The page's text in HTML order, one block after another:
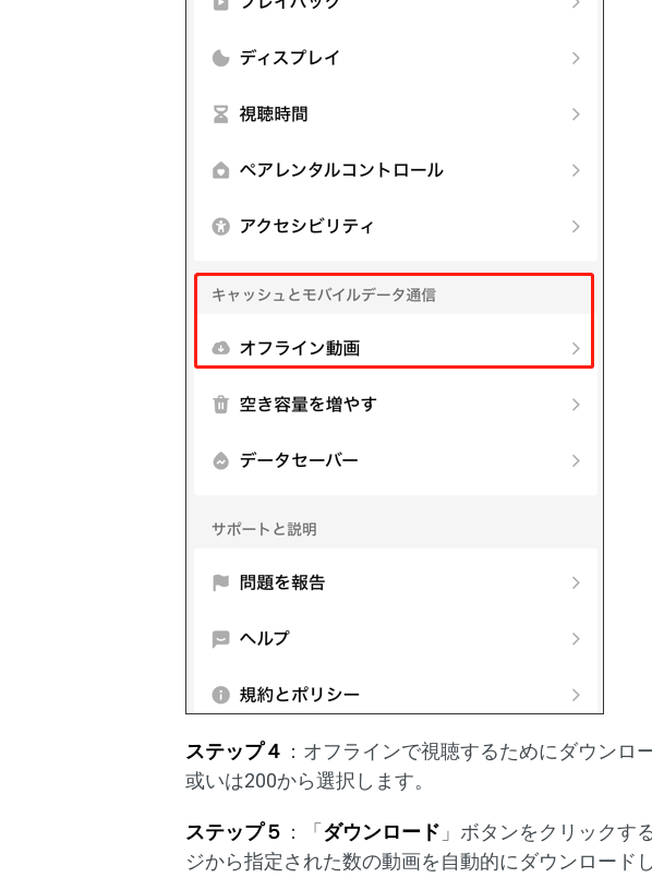
ステップ４ ：オフラインで視聴するためにダウンロ
或いは200から選択します。
ステップ５ ：「 ダウンロード 」ボタンをクリックす
ジから指定された数の動画を自動的にダウンロードし